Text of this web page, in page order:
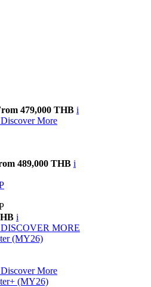
479,000 THB i
Discover More
489,000 THB i
i
DISCOVER MORE
(MY26)
Discover More
(MY26)